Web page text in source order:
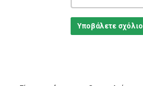
Υποβάλετε σχόλιο